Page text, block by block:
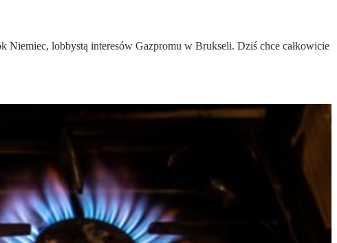
Niemiec, lobbystą interesów Gazpromu w Brukseli. Dziś chce całkowicie